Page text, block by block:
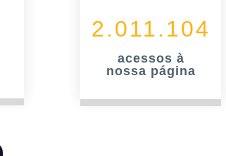
2.011.104
acessos à
nossa página